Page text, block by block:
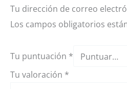
Tu dirección de correo
Los campos obligatorios
Tu puntuación *
Tu valoración *